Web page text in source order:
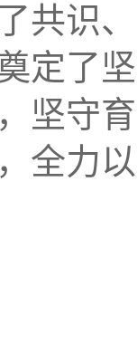
共识
定了
坚守
全力